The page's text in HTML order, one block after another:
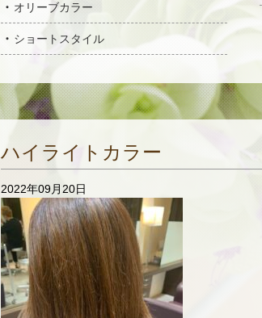
オリーブカラー
ショートスタイル
ハイライトカラー
2022年09月20日